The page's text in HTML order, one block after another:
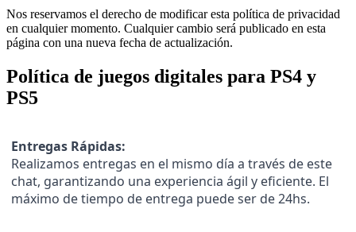
Nos reservamos el derecho de modificar esta política de privacidad
en cualquier momento. Cualquier cambio será publicado en esta
página con una nueva fecha de actualización.
Política de juegos digitales para PS4 y
PS5
Entregas Rápidas:
Realizamos entregas en el mismo día a través de este
chat, garantizando una experiencia ágil y eficiente. El
máximo de tiempo de entrega puede ser de 24hs.